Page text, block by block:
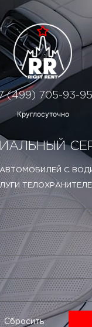
Круглосуточно
(499) 705-93-95
С
Сбросить